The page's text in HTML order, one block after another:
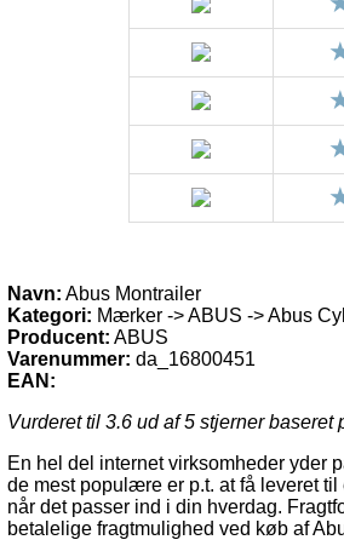
Navn: Abus Montrailer
Kategori: Mærker -> ABUS -> Abus
Producent: ABUS
Varenummer: da_16800451
EAN:
Vurderet til 3.6 ud af 5 stjerner baseret
En hel del internet virksomheder yder
de mest populære er p.t. at få leveret
når det passer ind i din hverdag.
betalelige fragtmulighed ved køb af